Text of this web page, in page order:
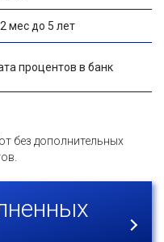
мес до 5 лет
процентов в банк
без дополнительных